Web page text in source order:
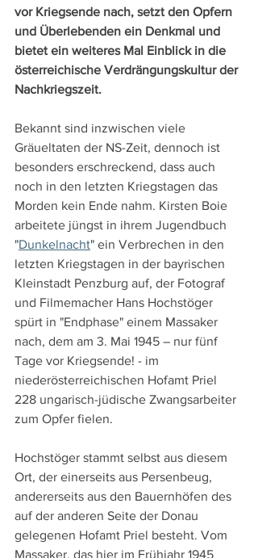
vor Kriegsende nach, setzt den Opfern
und Überlebenden ein Denkmal und
bietet ein weiteres Mal Einblick in die
österreichische Verdrängungskultur der
Nachkriegszeit.
Bekannt sind inzwischen viele
Gräueltaten der NS-Zeit, dennoch ist
besonders erschreckend, dass auch
noch in den letzten Kriegstagen das
Morden kein Ende nahm. Kirsten Boie
arbeitete jüngst in ihrem Jugendbuch
"Dunkelnacht" ein Verbrechen in den
letzten Kriegstagen in der bayrischen
Kleinstadt Penzburg auf, der Fotograf
und Filmemacher Hans Hochstöger
spürt in "Endphase" einem Massaker
nach, dem am 3. Mai 1945 – nur fünf
Tage vor Kriegsende! - im
niederösterreichischen Hofamt Priel
228 ungarisch-jüdische Zwangsarbeiter
zum Opfer fielen.
Hochstöger stammt selbst aus diesem
Ort, der einerseits aus Persenbeug,
andererseits aus den Bauernhöfen des
auf der anderen Seite der Donau
gelegenen Hofamt Priel besteht. Vom
Massaker, das hier im Frühjahr 1945